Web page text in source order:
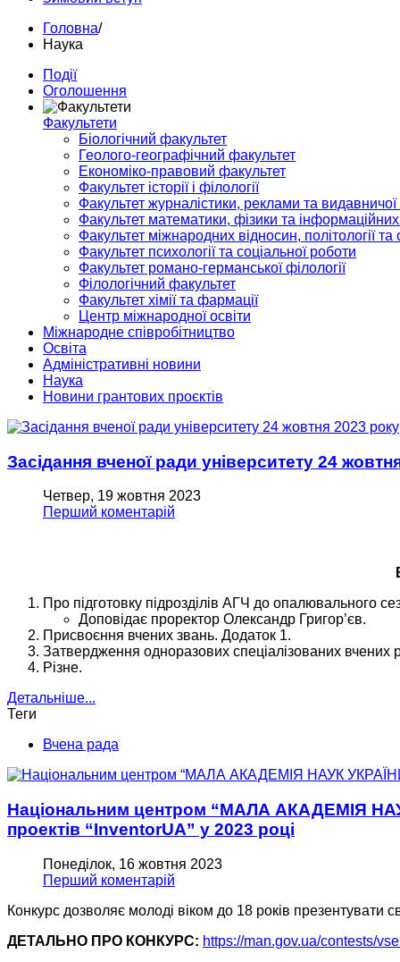
Головна/
Наука
Події
Оголошення
Факультети
Біологічний факультет
Геолого-географічний факультет
Економіко-правовий факультет
Факультет історії і філології
Факультет журналістики, реклами та
Факультет математики, фізики та інформаційних
Факультет міжнародних відносин, політології та
Факультет психології та соціальної роботи
Факультет романо-германської філології
Філологічний факультет
Факультет хімії та фармації
Центр міжнародної освіти
Міжнародне співробітництво
Освіта
Адміністративні новини
Наука
Новини грантових проєктів
Засідання вченої ради університету 24
Четвер, 19 жовтня 2023
Перший коментарій
Про підготовку підрозділів АГЧ до опалювального
Доповідає проректор Олександр Григор’єв.
Присвоєння вчених звань. Додаток 1.
Затвердження одноразових спеціалізованих вчених
Різне.
Детальніше...
Теги
Вчена рада
Національним центром “МАЛА АКАДЕМІЯ
проектів “InventorUA” у 2023 році
Понеділок, 16 жовтня 2023
Перший коментарій
Конкурс дозволяє молоді віком до 18 років презентувати
ДЕТАЛЬНО ПРО КОНКУРС: https://man.gov.ua/contests/